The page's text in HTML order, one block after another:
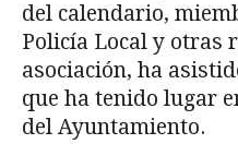
del calendario,
Policía Local y otras
asociación, ha
que ha tenido lugar
del Ayuntamiento.